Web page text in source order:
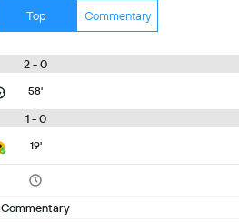
Top Commentary
2 - 0
58'
1 - 0
19'
Commentary